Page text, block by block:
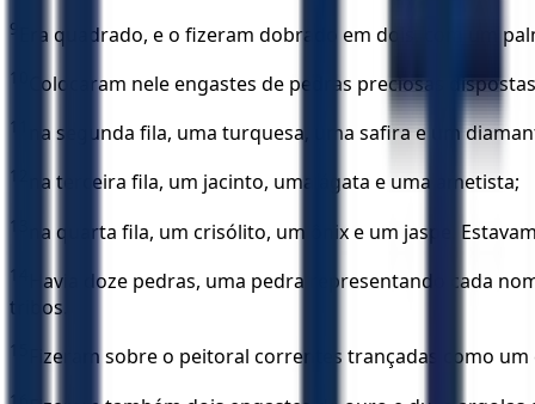
9 Era quadrado, e o fizeram dobrado em dois, com um
10 Colocaram nele engastes de pedras preciosas
11 na segunda fila, uma turquesa, uma safira e um
12 na terceira fila, um jacinto, uma ágata e uma ametista;
13 na quarta fila, um crisólito, um ônix e um jaspe.
14
Havia doze pedras, uma pedra representando cada
tribos.
15 Fizeram sobre o peitoral correntes trançadas como